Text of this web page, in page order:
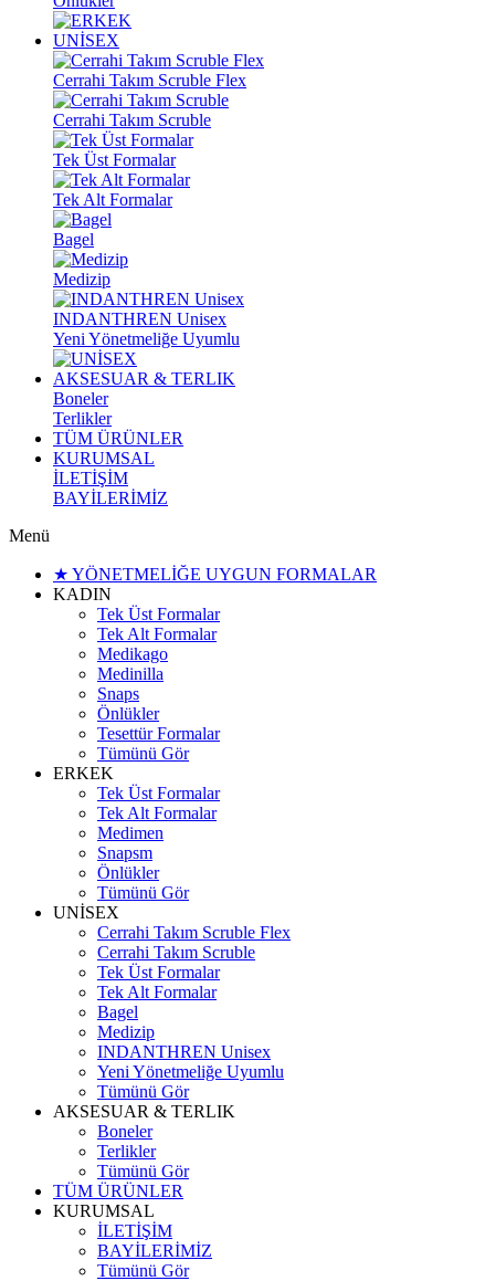
UNİSEX
Cerrahi Takım Scruble Flex
Cerrahi Takım Scruble
Tek Üst Formalar
Tek Alt Formalar
Bagel
Medizip
INDANTHREN Unisex
Yeni Yönetmeliğe Uyumlu
AKSESUAR & TERLIK
Boneler
Terlikler
TÜM ÜRÜNLER
KURUMSAL
İLETİŞİM
BAYİLERİMİZ
Menü
★ YÖNETMELİĞE UYGUN FORMALAR
KADIN
Tek Üst Formalar
Tek Alt Formalar
Medikago
Medinilla
Snaps
Önlükler
Tesettür Formalar
Tümünü Gör
ERKEK
Tek Üst Formalar
Tek Alt Formalar
Medimen
Snapsm
Önlükler
Tümünü Gör
UNİSEX
Cerrahi Takım Scruble Flex
Cerrahi Takım Scruble
Tek Üst Formalar
Tek Alt Formalar
Bagel
Medizip
INDANTHREN Unisex
Yeni Yönetmeliğe Uyumlu
Tümünü Gör
AKSESUAR & TERLIK
Boneler
Terlikler
Tümünü Gör
TÜM ÜRÜNLER
KURUMSAL
İLETİŞİM
BAYİLERİMİZ
Tümünü Gör